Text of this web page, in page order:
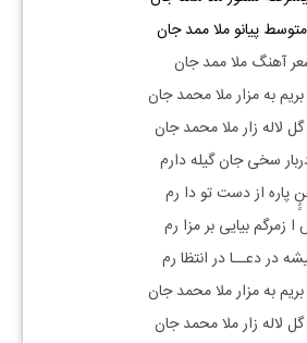
پیانو ملا ممد جان
آهنگ ملا ممد جان
بریم به مزار ملا محمد جان
لاله زار ملا محمد جان
سخی جان گیله دارم
پاره از دست تو دا رم
زمرگم بیایی بر مزا رم
در دعــا در انتظا رم
بریم به مزار ملا محمد جان
لاله زار ملا محمد جان